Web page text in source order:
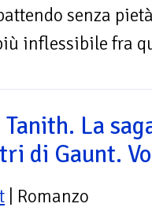
senza
inflessibile fra
La
di Gaunt.
| Romanzo